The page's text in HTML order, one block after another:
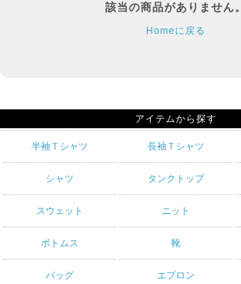
該当の商品がありません。
Homeに戻る
アイテムから探す
半袖Ｔシャツ 長袖Ｔシャツ
シャツ タンクトップ
スウェット ニット
ボトムス 靴
バッグ エプロン